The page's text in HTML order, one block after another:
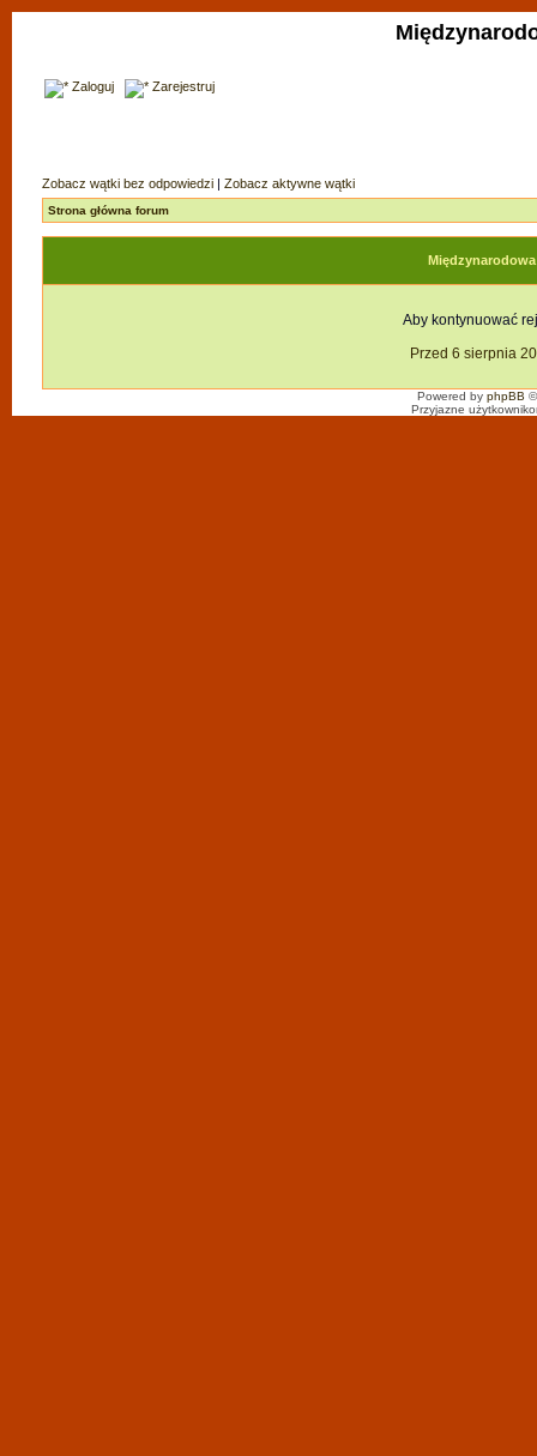
Zaloguj Zarejestruj
Zobacz wątki bez odpowiedzi | Zobacz aktywne wątki
Strona główna forum
Aby kontynuować
Przed 6 sierpnia
Powered by phpBB
Przyjazne